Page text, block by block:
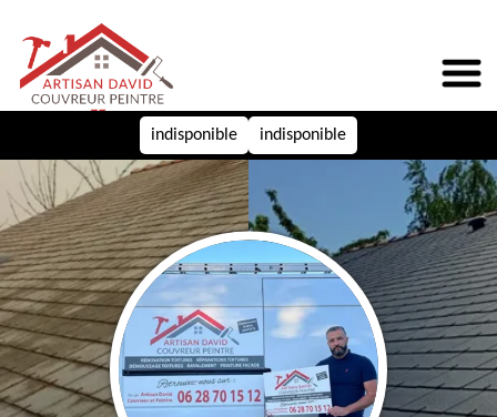
indisponible indisponible